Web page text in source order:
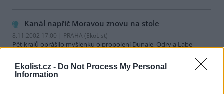
Ekolist.cz - Do Not Process My Personal
Information
Kanál napříč Moravou znovu na stole
8.11.2002 17:00 | PRAHA (EkoList)
Pět krajů oprášilo myšlenku o propojení Dunaje, Odry a Labe
příště mohli vyrazit na výlet třeba do Maďarska. Ochránci přírody
jsou však zásadně proti.